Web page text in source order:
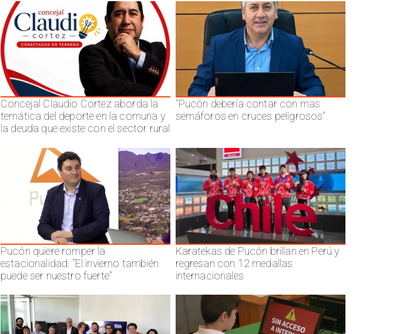
Concejal Claudio Cortez aborda la
temática del deporte en la comuna y
la deuda que existe con el sector rural
"Pucón debería contar con mas
semáforos en cruces peligrosos"
Pucón quiere romper la
estacionalidad: “El invierno también
puede ser nuestro fuerte”
Karatekas de Pucón brillan en Perú y
regresan con 12 medallas
internacionales